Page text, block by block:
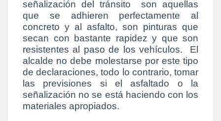
señalización del tránsito son aquellas
que se adhieren perfectamente al
concreto y al asfalto, son pinturas que
secan con bastante rapidez y que son
resistentes al paso de los vehículos. El
alcalde no debe molestarse por este tipo
de declaraciones, todo lo contrario, tomar
las previsiones si el asfaltado o la
señalización no se está haciendo con los
materiales apropiados.